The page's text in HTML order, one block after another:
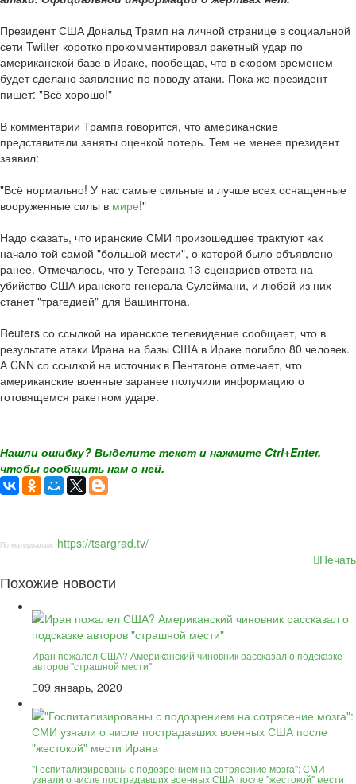
Президент США Дональд Трамп на личной странице в социальной
сети Twitter коротко прокомментировал ракетный удар по
американской базе в Ираке, пообещав, что в скором временем
будет сделано заявление по поводу атаки. Пока же президент
пишет: "Всё хорошо!"
В комментарии Трампа говорится, что американские
представители заняты оценкой потерь. Тем не менее президент
заявил:
"Всё нормально! У нас самые сильные и лучше всех оснащенные
вооруженные силы в мире!"
Надо сказать, что иранские СМИ произошедшее трактуют как
начало той самой "большой мести", о которой было объявлено
ранее. Отмечалось, что у Тегерана 13 сценариев ответа на
убийство США иранского генерала Сулеймани, и любой из них
станет "трагедией" для Вашингтона.
Reuters со ссылкой на иранское телевидение сообщает, что в
результате атаки Ирана на базы США в Ираке погибло 80 человек.
А CNN со ссылкой на источник в Пентагоне отмечает, что
американские военные заранее получили информацию о
готовящемся ракетном ударе.
Нашли ошибку? Выделите текст и нажмите Ctrl+Enter,
чтобы сообщить нам о ней.
По материалам: https://tsargrad.tv/
Печать
Похожие новости
Иран пожалел США? Американский чиновник рассказал о подсказке
авторов "страшной мести"
09 январь, 2020
"Госпитализированы с подозрением на сотрясение мозга": СМИ
узнали о числе пострадавших военных США после "жестокой" мести